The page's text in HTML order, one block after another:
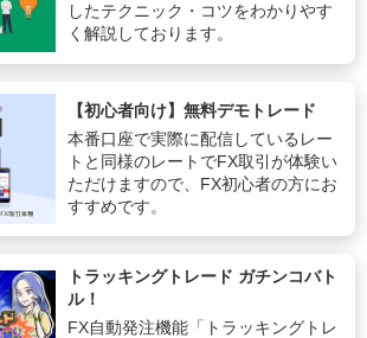
したテクニック・コツをわかりやす
く解説しております。
【初心者向け】無料デモトレード
本番口座で実際に配信しているレー
トと同様のレートでFX取引が体験い
ただけますので、FX初心者の方にお
すすめです。
トラッキングトレード ガチンコバト
ル！
FX自動発注機能「トラッキングトレ